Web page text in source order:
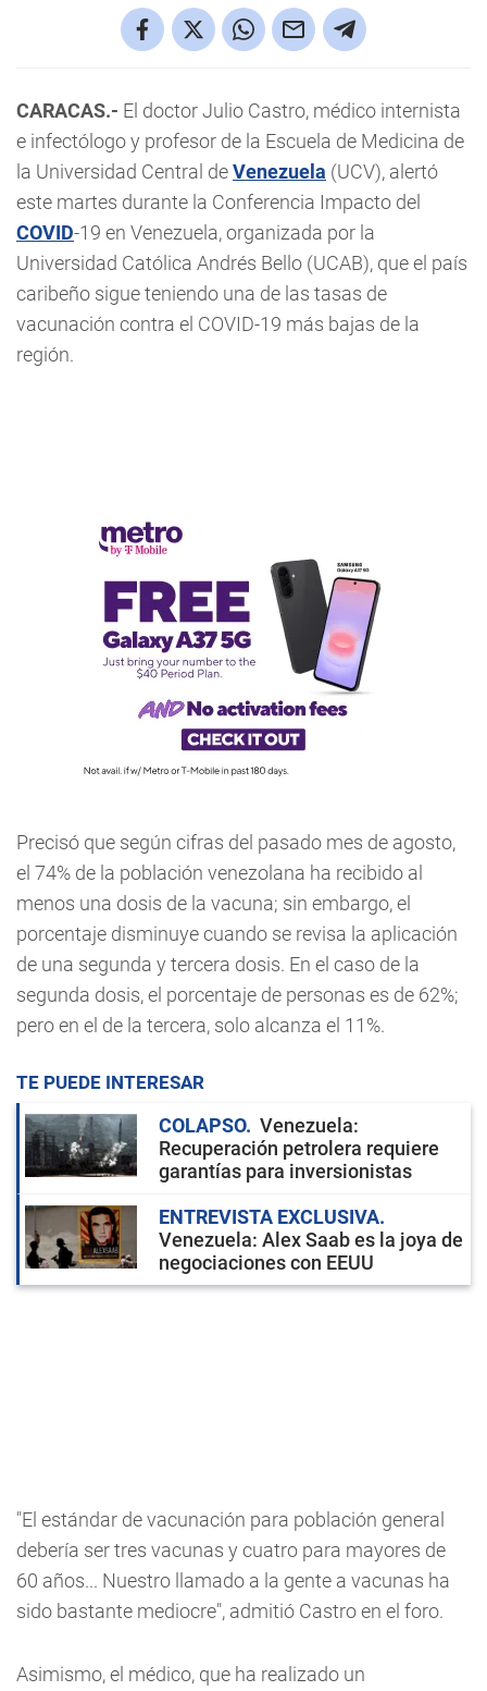
CARACAS.- El doctor Julio Castro, médico internista
e infectólogo y profesor de la Escuela de Medicina de
la Universidad Central deVenezuela (UCV), alertó
este martes durante la Conferencia Impacto del
COVID-19 en Venezuela, organizada por la
Universidad Católica Andrés Bello (UCAB), que el país
caribeño sigue teniendo una de las tasas de
vacunación contra el COVID-19 más bajas de la
región.
Precisó que según cifras del pasado mes de agosto,
el 74% de la población venezolana ha recibido al
menos una dosis de la vacuna; sin embargo, el
porcentaje disminuye cuando se revisa la aplicación
de una segunda y tercera dosis. En el caso de la
segunda dosis, el porcentaje de personas es de 62%;
pero en el de la tercera, solo alcanza el 11%.
TE PUEDE INTERESAR
COLAPSO
Venezuela:
Recuperación petrolera requiere
garantías para inversionistas
ENTREVISTA EXCLUSIVA
Venezuela: Alex Saab es la joya de
negociaciones con EEUU
"El estándar de vacunación para población general
debería ser tres vacunas y cuatro para mayores de
60 años... Nuestro llamado a la gente a vacunas ha
sido bastante mediocre", admitió Castro en el foro.
Asimismo, el médico, que ha realizado un